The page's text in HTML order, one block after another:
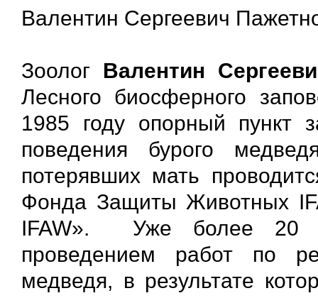
Валентин Сергеевич
Зоолог Валентин
Лесного биосферного
1985 году опорный пункт
поведения бурого
потерявших мать
Фонда Защиты Животных
IFAW». Уже более 20
проведением работ по
медведя, в результате